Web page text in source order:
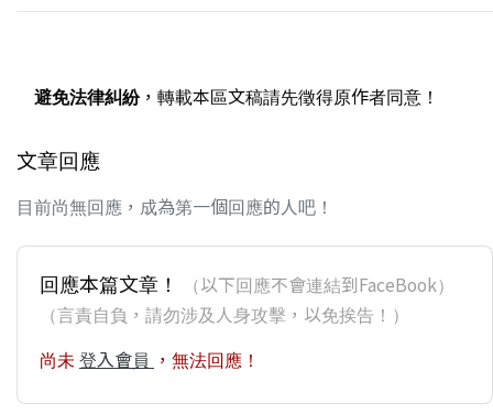
避免法律糾紛，轉載本區文稿請先徵得原作者同意！
文章回應
目前尚無回應，成為第一個回應的人吧！
回應本篇文章！
（以下回應不會連結到FaceBook）
（言責自負，請勿涉及人身攻擊，以免挨告！）
尚未 登入會員 ，無法回應！